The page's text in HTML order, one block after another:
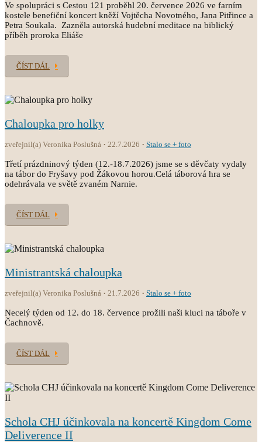
Ve spolupráci s Cestou 121 proběhl 20. července 2026 ve farním
kostele benefiční koncert kněží Vojtěcha Novotného, Jana Pitřince a
Petra Soukala. Zazněla autorská hudební meditace na biblický
příběh proroka Eliáše
ČÍST DÁL
Chaloupka pro holky
zveřejnil(a) Veronika Poslušná 22.7.2026 Stalo se + foto
Třetí prázdninový týden (12.-18.7.2026) jsme se s děvčaty vydaly
na tábor do Fryšavy pod Žákovou horou.Celá táborová hra se
odehrávala ve světě zvaném Narnie.
ČÍST DÁL
Ministrantská chaloupka
zveřejnil(a) Veronika Poslušná 21.7.2026 Stalo se + foto
Necelý týden od 12. do 18. července prožili naši kluci na táboře v
Čachnově.
ČÍST DÁL
Schola CHJ účinkovala na koncertě Kingdom Come
Deliverence II